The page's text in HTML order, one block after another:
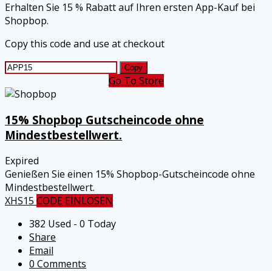
Erhalten Sie 15 % Rabatt auf Ihren ersten App-Kauf bei
Shopbop.
Copy this code and use at checkout
Copy
Go To Store
15% Shopbop Gutscheincode ohne
Mindestbestellwert.
Expired
Genießen Sie einen 15% Shopbop-Gutscheincode ohne
Mindestbestellwert.
XHS15 CODE EINLÖSEN
382 Used - 0 Today
Share
Email
0 Comments